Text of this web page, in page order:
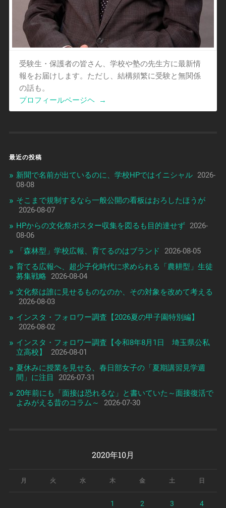
受験生・保護者の皆さん、学校や塾の先生方に最新情
報をお届けします。ただし、結構頻繁に受験と無関係
の話も。
プロフィールページヘ
→
最近の投稿
新聞で名前が出ているのに、学校HPではイニシャル 2026-
08-08
そこまで規制するなら一般公開の看板はおろしたほうが
2026-08-07
HPからの文化祭ポスター収集を図るも目的達せず 2026-
08-06
「森林型」学校広報、育てるのはブランド
2026-08-05
育てる広報へ、超少子化時代に求められる「農耕型」生徒
募集戦略
2026-08-04
文化祭は誰に見せるものなのか、その対象を改めて考える
2026-08-03
インスタ・フォロワー調査【2026夏の甲子園特別編】
2026-08-02
インスタ・フォロワー調査【令和8年8月1日 埼玉県公私
立高校】
2026-08-01
夏休みに授業を見せる、春日部女子の「夏期講習見学週
間」に注目
2026-07-31
20年前にも「面接は恐れるな」と書いていた～面接復活で
よみがえる昔のコラム～
2026-07-30
2020年10月
月 火 水 木 金 土 日
1 2 3 4